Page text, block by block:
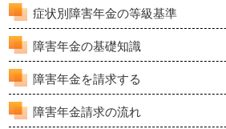
症状別障害年金の等級基準
障害年金の基礎知識
障害年金を請求する
障害年金請求の流れ